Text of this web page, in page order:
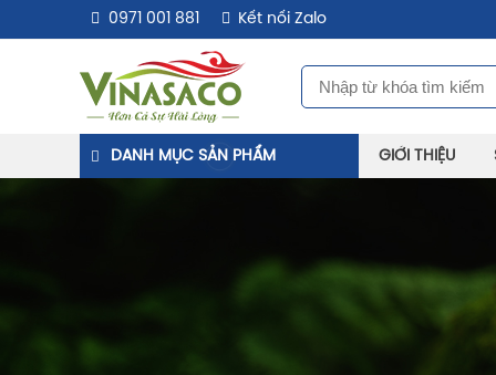
0971 001 881 Kết nối Zalo
DANH MỤC SẢN PHẨM GIỚI THIỆU